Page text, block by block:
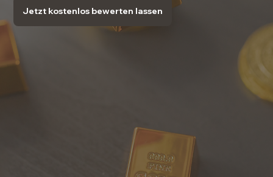
Jetzt kostenlos bewerten lassen